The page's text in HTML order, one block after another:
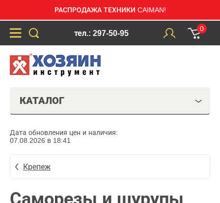
РАСПРОДАЖА ТЕХНИКИ CAIMAN!
тел.: 297-50-95
0
КАТАЛОГ
Дата обновления цен и наличия:
07.08.2026 в 18:41
Крепеж
Саморезы и шурупы